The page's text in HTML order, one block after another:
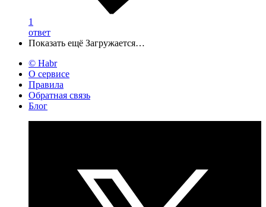
1
ответ
Показать ещё Загружается…
© Habr
О сервисе
Правила
Обратная связь
Блог